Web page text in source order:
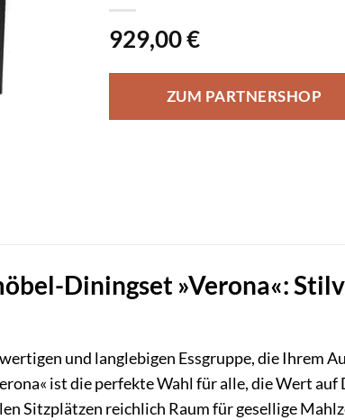
929,00€
ZUM PARTNERSHOP
Diningset »Verona«:
und langlebigen Essgruppe, die Ihrem
ist die perfekte Wahl für alle, die Wert
Sitzplätzen reichlich Raum für gesellige